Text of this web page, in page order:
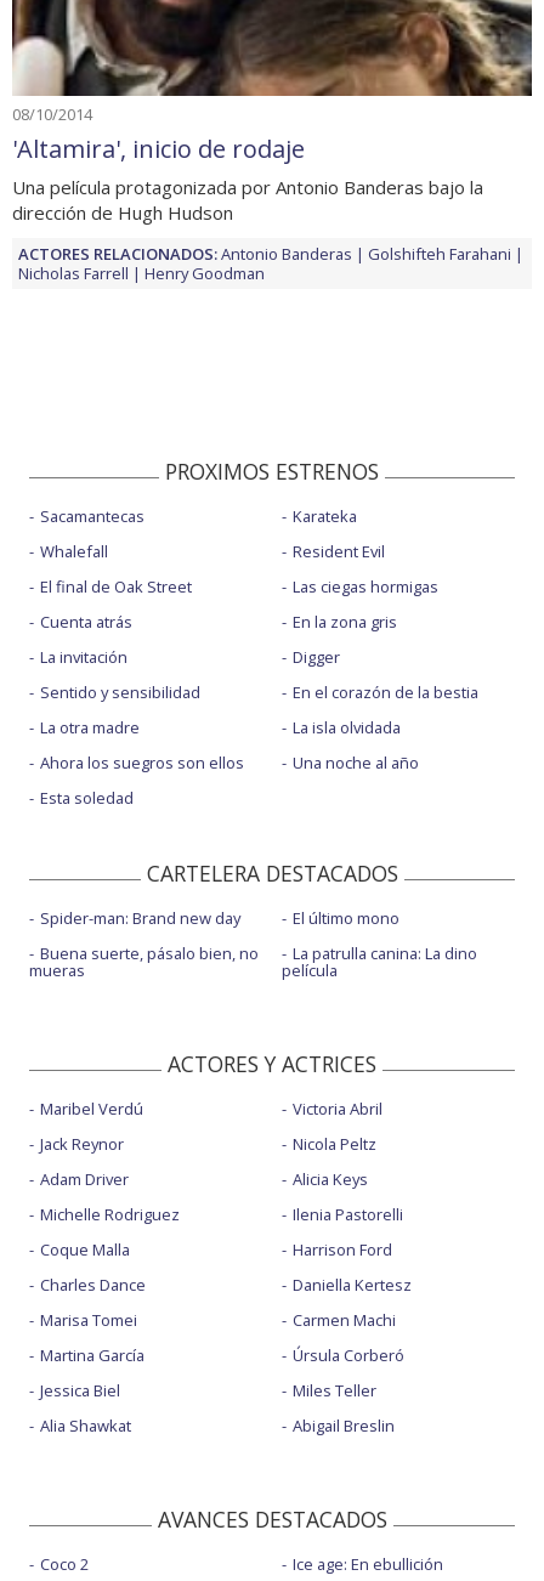
08/10/2014
'Altamira', inicio de rodaje
Una película protagonizada por Antonio Banderas bajo la
dirección de Hugh Hudson
ACTORES RELACIONADOS:Antonio Banderas
Golshifteh Farahani
Nicholas Farrell
Henry Goodman
PROXIMOS ESTRENOS
Sacamantecas
Whalefall
El final de Oak Street
Cuenta atrás
La invitación
Sentido y sensibilidad
La otra madre
Ahora los suegros son ellos
Esta soledad
Karateka
Resident Evil
Las ciegas hormigas
En la zona gris
Digger
En el corazón de la bestia
La isla olvidada
Una noche al año
CARTELERA DESTACADOS
Spider-man: Brand new day
Buena suerte, pásalo bien, no
mueras
El último mono
La patrulla canina: La dino
película
ACTORES Y ACTRICES
Maribel Verdú
Jack Reynor
Adam Driver
Michelle Rodriguez
Coque Malla
Charles Dance
Marisa Tomei
Martina García
Jessica Biel
Alia Shawkat
Victoria Abril
Nicola Peltz
Alicia Keys
Ilenia Pastorelli
Harrison Ford
Daniella Kertesz
Carmen Machi
Úrsula Corberó
Miles Teller
Abigail Breslin
AVANCES DESTACADOS
Coco 2
Ice age: En ebullición